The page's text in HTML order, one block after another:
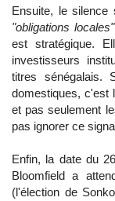
Ensuite, le silence
"obligations locales"
est stratégique.
investisseurs
titres sénégalais.
domestiques, c'est
et pas seulement
pas ignorer ce
Enfin, la date du
Bloomfield a
(l'élection de